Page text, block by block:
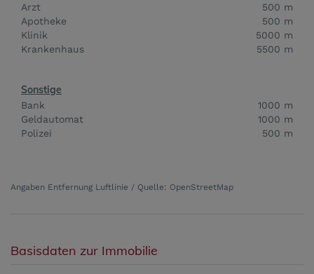
Arzt
500 m
Apotheke
500 m
Klinik
5000 m
Krankenhaus
5500 m
Sonstige
Bank
1000 m
Geldautomat
1000 m
Polizei
500 m
Angaben Entfernung Luftlinie / Quelle: OpenStreetMap
Basisdaten zur Immobilie